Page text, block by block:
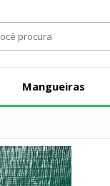
Mangueiras